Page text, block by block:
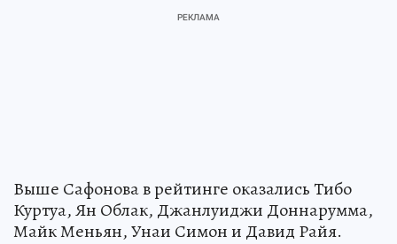
Выше Сафонова в рейтинге оказались Тибо
Куртуа, Ян Облак, Джанлуиджи Доннарумма,
Майк Меньян, Унаи Симон и Давид Райя.